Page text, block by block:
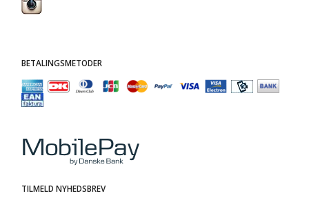
BETALINGSMETODER
TILMELD NYHEDSBREV